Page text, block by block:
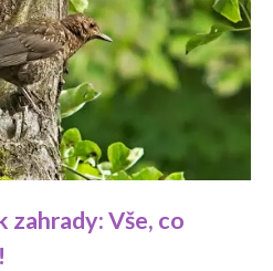
zahrady: Vše, co